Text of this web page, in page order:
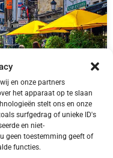
en onze partners
het apparaat op te slaan
stelt ons en onze
surfgedrag of unieke ID's
en niet-
geen toestemming geeft of
functies.
Inn Antwerpen